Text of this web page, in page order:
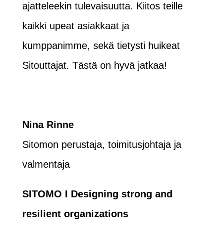
ajatteleekin tulevaisuutta. Kiitos teille
kaikki upeat asiakkaat ja
kumppanimme, sekä tietysti huikeat
Sitouttajat. Tästä on hyvä jatkaa!
Nina Rinne
Sitomon perustaja, toimitusjohtaja ja
valmentaja
SITOMO I Designing strong and
resilient organizations